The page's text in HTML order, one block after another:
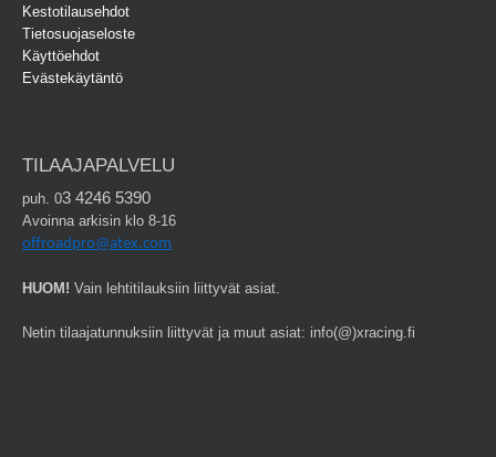
Kestotilausehdot
Tietosuojaseloste
Käyttöehdot
Evästekäytäntö
TILAAJAPALVELU
puh. 03 4246 5390
Avoinna arkisin klo 8-16
offroadpro@atex.com
HUOM! Vain lehtitilauksiin liittyvät asiat.
Netin tilaajatunnuksiin liittyvät ja muut asiat: info(@)xracing.fi